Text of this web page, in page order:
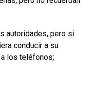
autoridades, pero si
conducir a su
los teléfonos;